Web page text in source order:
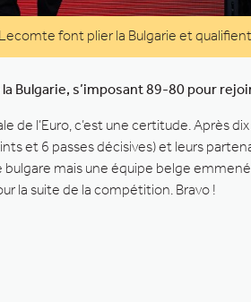
font plier la Bulgarie et
Bulgarie, s’imposant 89-80 pour
de l’Euro, c’est une certitude. Après
et 6 passes décisives) et leurs
mais une équipe belge
la suite de la compétition. Bravo !